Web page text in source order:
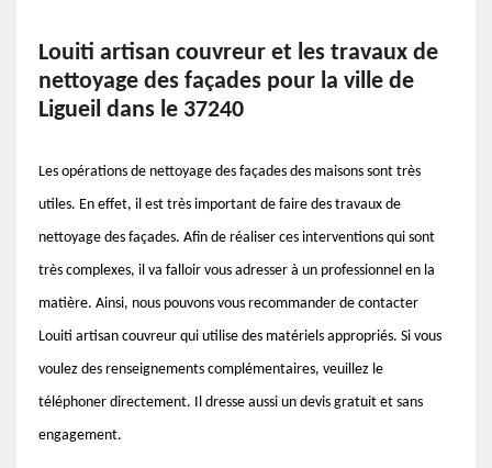
Louiti artisan couvreur et les travaux de
nettoyage des façades pour la ville de
Ligueil dans le 37240
Les opérations de nettoyage des façades des maisons sont très
utiles. En effet, il est très important de faire des travaux de
nettoyage des façades. Afin de réaliser ces interventions qui sont
très complexes, il va falloir vous adresser à un professionnel en la
matière. Ainsi, nous pouvons vous recommander de contacter
Louiti artisan couvreur qui utilise des matériels appropriés. Si vous
voulez des renseignements complémentaires, veuillez le
téléphoner directement. Il dresse aussi un devis gratuit et sans
engagement.